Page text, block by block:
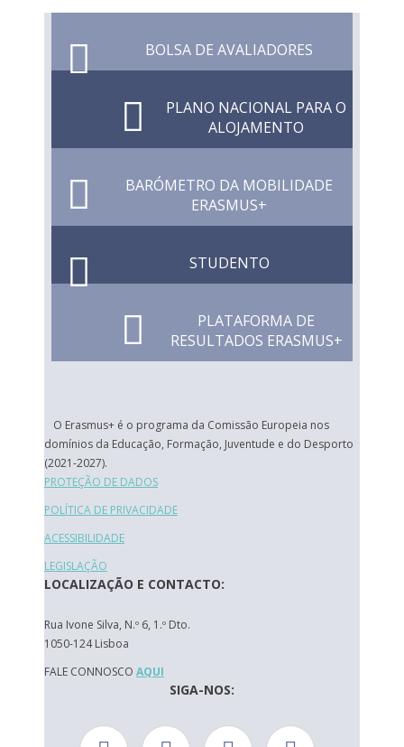
BOLSA DE AVALIADORES
PLANO NACIONAL PARA O
ALOJAMENTO
BARÓMETRO DA MOBILIDADE
ERASMUS+
STUDENTO
PLATAFORMA DE
RESULTADOS ERASMUS+
O Erasmus+ é o programa da Comissão Europeia nos
domínios da Educação, Formação, Juventude e do Desporto
(2021-2027).
PROTEÇÃO DE DADOS
POLÍTICA DE PRIVACIDADE
ACESSIBILIDADE
LEGISLAÇÃO
LOCALIZAÇÃO E CONTACTO:
Rua Ivone Silva, N.º 6, 1.º Dto.
1050-124 Lisboa
FALE CONNOSCO AQUI
SIGA-NOS: